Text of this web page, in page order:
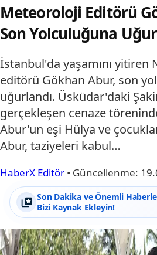
Meteoroloji Editörü
Son Yolculuğuna
İstanbul'da yaşamını yitiren
editörü Gökhan Abur, son
uğurlandı. Üsküdar'daki
gerçekleşen cenaze
Abur'un eşi Hülya ve
Abur, taziyeleri kabul…
HaberX Editör • Güncellenme:
Son Dakika ve Önemli
Bizi Kaynak Ekleyin!